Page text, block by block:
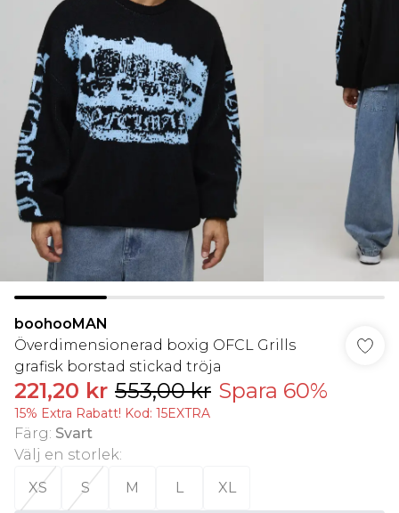
boohooMAN
Överdimensionerad boxig OFCL Grills
grafisk borstad stickad tröja
221,20 kr 553,00 kr Spara 60%
15% Extra Rabatt! Kod: 15EXTRA
Färg: Svart
Välj en storlek:
XS
S M L XL